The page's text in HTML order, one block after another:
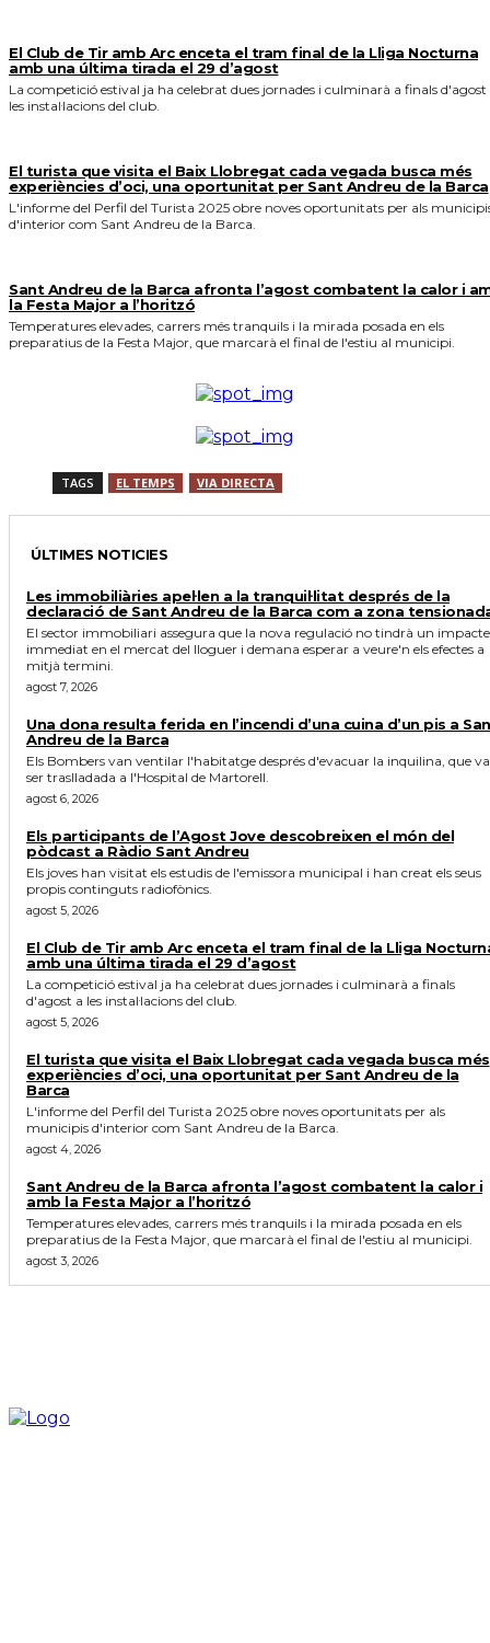
El Club de Tir amb Arc enceta el tram final de la Lliga Nocturna
amb una última tirada el 29 d’agost
La competició estival ja ha celebrat dues jornades i culminarà a finals d'agost
les instal·lacions del club.
El turista que visita el Baix Llobregat cada vegada busca més
experiències d’oci, una oportunitat per Sant Andreu de la Barca
L'informe del Perfil del Turista 2025 obre noves oportunitats per als
d'interior com Sant Andreu de la Barca.
Sant Andreu de la Barca afronta l’agost combatent la calor i
la Festa Major a l’horitzó
Temperatures elevades, carrers més tranquils i la mirada posada en els
preparatius de la Festa Major, que marcarà el final de l'estiu al municipi.
TAGS EL TEMPS VIA DIRECTA
ÚLTIMES NOTICIES
Les immobiliàries apel·len a la tranquil·litat després de la
declaració de Sant Andreu de la Barca com a zona
El sector immobiliari assegura que la nova regulació no tindrà un impacte
immediat en el mercat del lloguer i demana esperar a veure'n els efectes a
mitjà termini.
agost 7, 2026
Una dona resulta ferida en l’incendi d’una cuina d’un pis a
Andreu de la Barca
Els Bombers van ventilar l'habitatge després d'evacuar la inquilina, que va
ser traslladada a l'Hospital de Martorell.
agost 6, 2026
Els participants de l’Agost Jove descobreixen el món del
pòdcast a Ràdio Sant Andreu
Els joves han visitat els estudis de l'emissora municipal i han creat els seus
propis continguts radiofònics.
agost 5, 2026
El Club de Tir amb Arc enceta el tram final de la Lliga
amb una última tirada el 29 d’agost
La competició estival ja ha celebrat dues jornades i culminarà a finals
d'agost a les instal·lacions del club.
agost 5, 2026
El turista que visita el Baix Llobregat cada vegada busca més
experiències d’oci, una oportunitat per Sant Andreu de la
Barca
L'informe del Perfil del Turista 2025 obre noves oportunitats per als
municipis d'interior com Sant Andreu de la Barca.
agost 4, 2026
Sant Andreu de la Barca afronta l’agost combatent la calor i
amb la Festa Major a l’horitzó
Temperatures elevades, carrers més tranquils i la mirada posada en els
preparatius de la Festa Major, que marcarà el final de l'estiu al municipi.
agost 3, 2026